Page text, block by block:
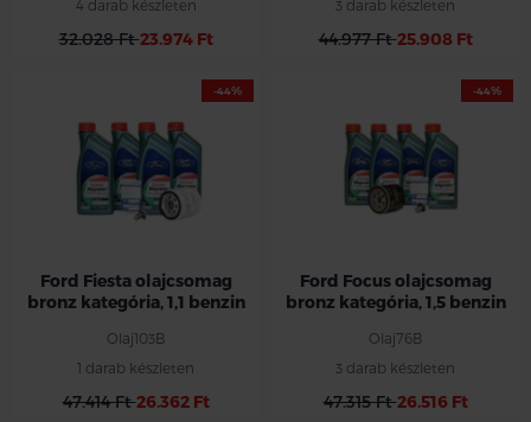
4 darab készleten
32.028 Ft23.974 Ft
3 darab készleten
44.977 Ft25.908 Ft
-44%
Ford Fiesta olajcsomag
bronz kategória, 1,1 benzin
Olaj103B
1 darab készleten
47.414 Ft26.362 Ft
-44%
Ford Focus olajcsomag
bronz kategória, 1,5 benzin
Olaj76B
3 darab készleten
47.315 Ft26.516 Ft